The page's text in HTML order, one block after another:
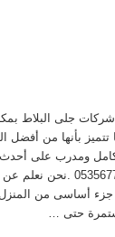
جلى البلاط
شركتنا تتميز بأنها
ومدرب على أحدث
المباشر إضغط على
جزء أساسى من
حتى …